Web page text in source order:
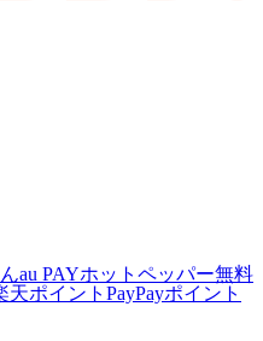
au PAYホットペッパー無料
天ポイント PayPayポイント